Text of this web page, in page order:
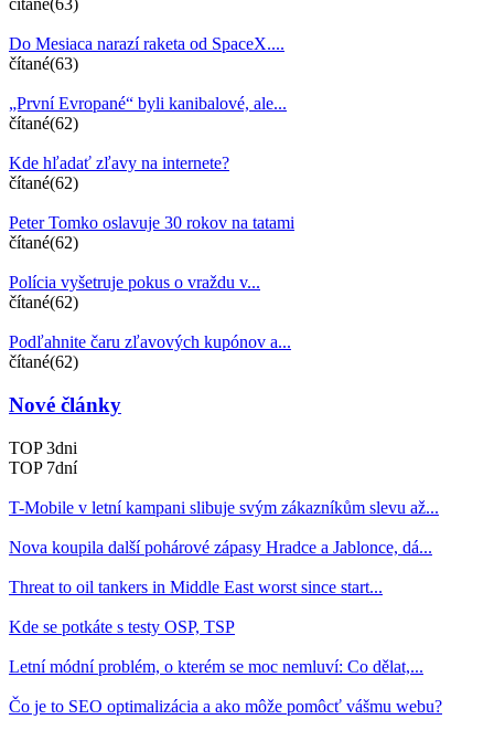
čítané(63)
Do Mesiaca narazí raketa od SpaceX....
čítané(63)
„První Evropané“ byli kanibalové, ale...
čítané(62)
Kde hľadať zľavy na internete?
čítané(62)
Peter Tomko oslavuje 30 rokov na tatami
čítané(62)
Polícia vyšetruje pokus o vraždu v...
čítané(62)
Podľahnite čaru zľavových kupónov a...
čítané(62)
Nové články
TOP 3dni
TOP 7dní
T-Mobile v letní kampani slibuje svým zákazníkům slevu až...
Nova koupila další pohárové zápasy Hradce a Jablonce, dá...
Threat to oil tankers in Middle East worst since start...
Kde se potkáte s testy OSP, TSP
Letní módní problém, o kterém se moc nemluví: Co dělat,...
Čo je to SEO optimalizácia a ako môže pomôcť vášmu webu?